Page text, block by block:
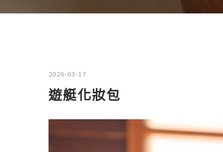
2026-03-17
遊艇化妝包